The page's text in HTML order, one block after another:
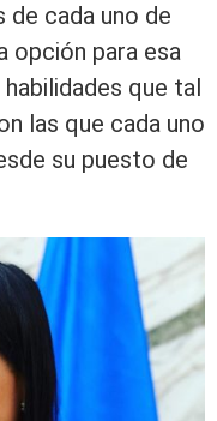
cada uno de
opción para esa
que tal
las que cada uno
su puesto de